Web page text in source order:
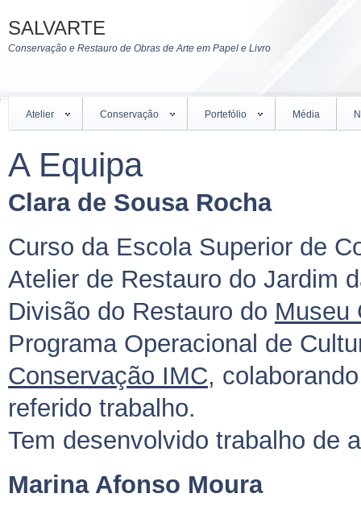
SALVARTE
Conservação e Restauro de Obras de Arte em Papel e Livro
Atelier Conservação Portefólio Média
A Equipa
Cl ara de Sousa Rocha
Curso da Escola Superior de
Atelier de Restauro do Jardim
Divisão do Restauro do Museu
Programa Operacional de
Conservação IMC,
referido trabalho.
Tem desenvolvido trabalho de
Marina Afonso Moura